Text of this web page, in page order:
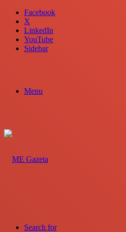
Facebook
X
LinkedIn
YouTube
Sidebar
Menu
Search for